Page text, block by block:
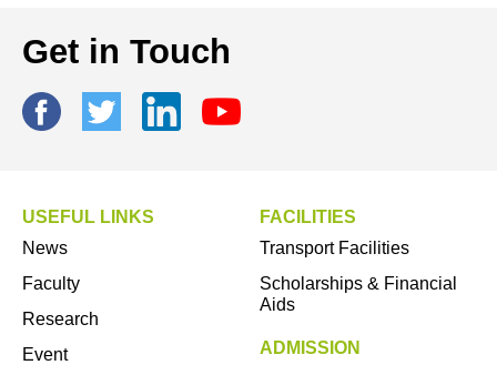
Get in Touch
USEFUL LINKS
News
Faculty
Research
Event
FACILITIES
Transport Facilities
Scholarships & Financial
Aids
ADMISSION